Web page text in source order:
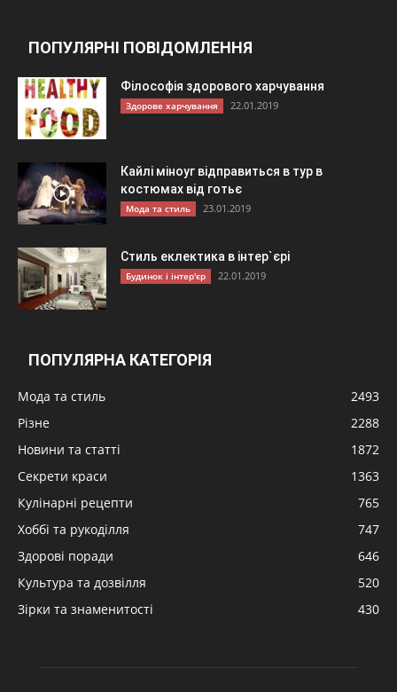
ПОПУЛЯРНІ ПОВІДОМЛЕННЯ
Філософія здорового харчування
Здорове харчування 22.01.2019
Кайлі міноуг відправиться в тур в
костюмах від готьє
Мода та стиль 23.01.2019
Стиль еклектика в інтер`єрі
Будинок і інтер'єр 22.01.2019
ПОПУЛЯРНА КАТЕГОРІЯ
Мода та стиль
2493
Різне
2288
Новини та статті
1872
Секрети краси
1363
Кулінарні рецепти
765
Хоббі та рукоділля
747
Здорові поради
646
Культура та дозвілля
520
Зірки та знаменитості
430